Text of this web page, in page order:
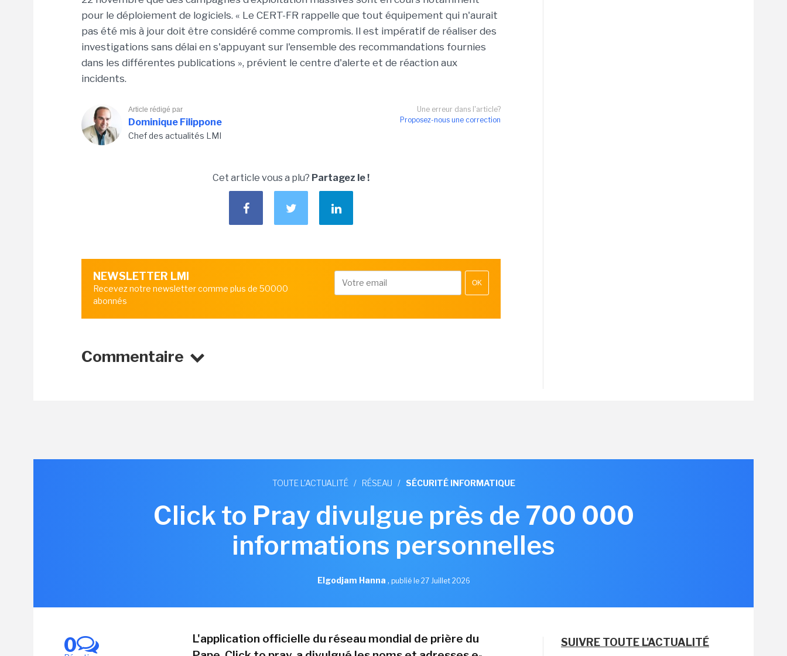
pour le déploiement de logiciels. « Le CERT-FR rappelle que tout équipement qui n'aurait
pas été mis à jour doit être considéré comme compromis. Il est impératif de réaliser des
investigations sans délai en s'appuyant sur l'ensemble des recommandations fournies
dans les différentes publications », prévient le centre d'alerte et de réaction aux
incidents.
Une erreur dans l'article?
Proposez-nous une correction
Article rédigé par
Dominique Filippone
Chef des actualités LMI
Cet article vous a plu? Partagez le !
NEWSLETTER LMI
Recevez notre newsletter comme plus de 50000
abonnés
OK
Commentaire
TOUTE L'ACTUALITÉ / RÉSEAU / SÉCURITÉ INFORMATIQUE
Click to Pray divulgue près de 700 000
informations personnelles
Elgodjam Hanna , publié le 27 Juillet 2026
0
L'application officielle du réseau mondial de prière du
SUIVRE TOUTE L'ACTUALITÉ